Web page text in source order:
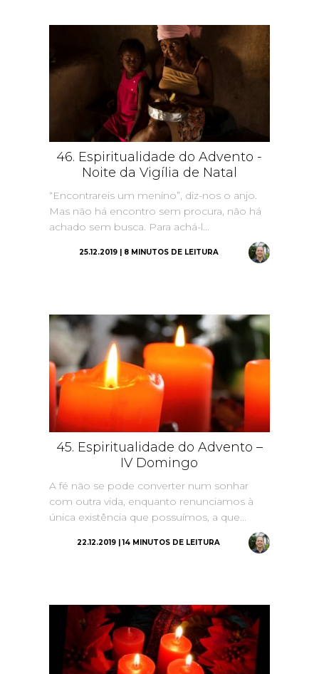
46. Espiritualidade do Advento -
Noite da Vigília de Natal
“Encontrareis um menino”, diz-nos o anjo.
Mas não há encontro sem procura, não há
achado sem busca. Para achá-l...
25.12.2019 | 8 MINUTOS DE LEITURA
45. Espiritualidade do Advento –
IV Domingo
A fé não se pode converter num sonhar
com outra vida, enquanto renunciamos à
única existência que possuímos, a que...
22.12.2019 | 14 MINUTOS DE LEITURA